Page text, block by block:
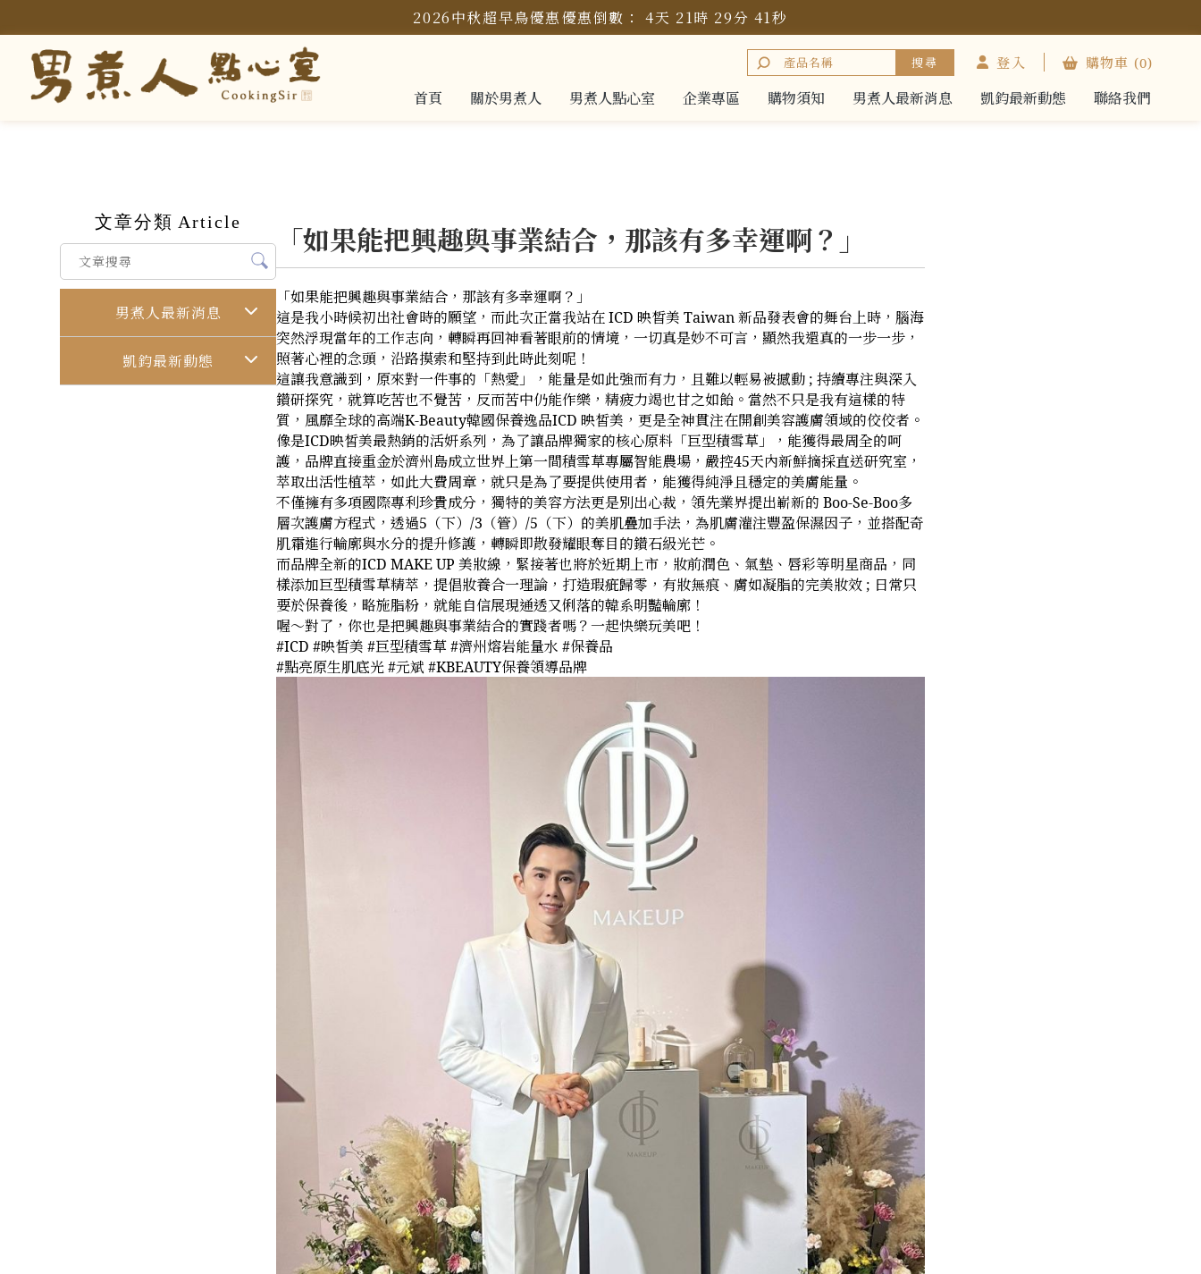
2026中秋超早鳥優惠優惠倒數： 4天 21時 29分 40秒
登入 購物車 (0)
首頁
關於男煮人
男煮人點心室
企業專區
購物須知
男煮人最新消息
凱鈞最新動態
聯絡我們
文章分類 Article
男煮人最新消息
凱鈞最新動態
「如果能把興趣與事業結合，那該有多幸運啊？」
「如果能把興趣與事業結合，那該有多幸運啊？」
這是我小時候初出社會時的願望，而此次正當我站在 ICD 映晳美 Taiwan 新品發表會的舞台上時，腦海
突然浮現當年的工作志向，轉瞬再回神看著眼前的情境，一切真是妙不可言，顯然我還真的一步一步，
照著心裡的念頭，沿路摸索和堅持到此時此刻呢！
這讓我意識到，原來對一件事的「熱愛」，能量是如此強而有力，且難以輕易被撼動 ; 持續專注與深入
鑽研探究，就算吃苦也不覺苦，反而苦中仍能作樂，精疲力竭也甘之如飴。當然不只是我有這樣的特
質，風靡全球的高端K-Beauty韓國保養逸品ICD 映皙美，更是全神貫注在開創美容護膚領域的佼佼者。
像是ICD映皙美最熱銷的活妍系列，為了讓品牌獨家的核心原料「巨型積雪草」，能獲得最周全的呵
護，品牌直接重金於濟州島成立世界上第一間積雪草專屬智能農場，嚴控45天內新鮮摘採直送研究室，
萃取出活性植萃，如此大費周章，就只是為了要提供使用者，能獲得純淨且穩定的美膚能量。
不僅擁有多項國際專利珍貴成分，獨特的美容方法更是別出心裁，領先業界提出嶄新的 Boo-Se-Boo多
層次護膚方程式，透過5（下）/3（管）/5（下）的美肌疊加手法，為肌膚灌注豐盈保濕因子，並搭配奇
肌霜進行輪廓與水分的提升修護，轉瞬即散發耀眼奪目的鑽石級光芒。
而品牌全新的ICD MAKE UP 美妝線，緊接著也將於近期上市，妝前潤色、氣墊、唇彩等明星商品，同
樣添加巨型積雪草精萃，提倡妝養合一理論，打造瑕疵歸零，有妝無痕、膚如凝脂的完美妝效 ; 日常只
要於保養後，略施脂粉，就能自信展現通透又俐落的韓系明豔輪廓！
喔～對了，你也是把興趣與事業結合的實踐者嗎？一起快樂玩美吧！
#ICD #映皙美 #巨型積雪草 #濟州熔岩能量水 #保養品
#點亮原生肌底光 #元斌 #KBEAUTY保養領導品牌